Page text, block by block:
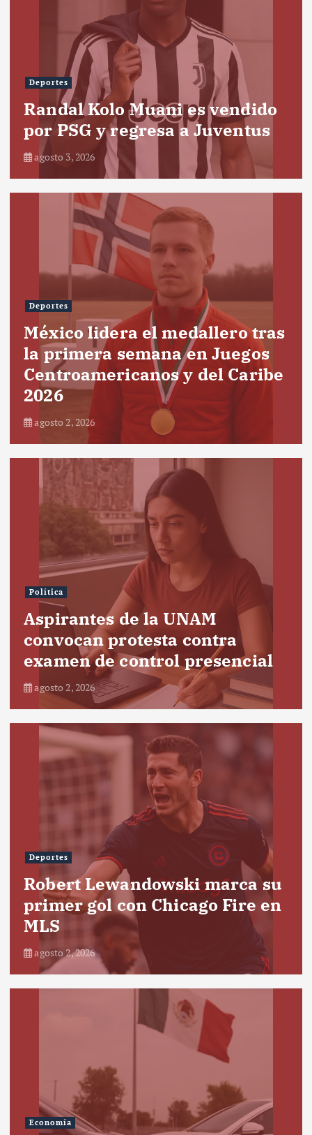
Deportes
Randal Kolo Muani es vendido
por PSG y regresa a Juventus
agosto 3, 2026
Deportes
México lidera el medallero tras
la primera semana en Juegos
Centroamericanos y del Caribe
2026
agosto 2, 2026
Política
Aspirantes de la UNAM
convocan protesta contra
examen de control presencial
agosto 2, 2026
Deportes
Robert Lewandowski marca su
primer gol con Chicago Fire en
MLS
agosto 2, 2026
Economía